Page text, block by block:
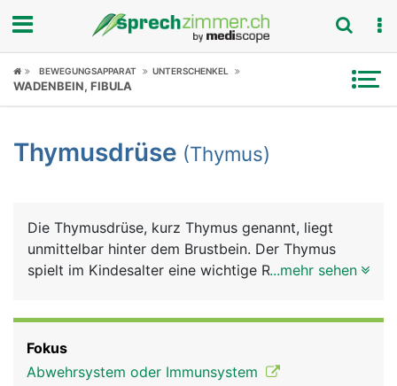
Fokus
Symptome
News
Rubriken
BEWEGUNGSAPPARAT UNTERSCHENKEL
WADENBEIN, FIBULA
Thymusdrüse (Thymus)
Die Thymusdrüse, kurz Thymus genannt, liegt
unmittelbar hinter dem Brustbein. Der Thymus
spielt im Kindesalter eine wichtige Rolle bei der
danach verkümmert er im Laufe des Lebens und
liegt im Alter nur noch als kleiner Geweberest vor.
...mehr sehen
Fokus
Abwehrsystem oder Immunsystem